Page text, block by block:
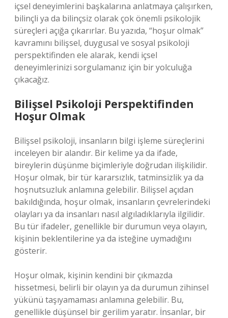
içsel deneyimlerini başkalarına anlatmaya çalışırken,
bilinçli ya da bilinçsiz olarak çok önemli psikolojik
süreçleri açığa çıkarırlar. Bu yazıda, “hoşur olmak”
kavramını bilişsel, duygusal ve sosyal psikoloji
perspektifinden ele alarak, kendi içsel
deneyimlerinizi sorgulamanız için bir yolculuğa
çıkacağız.
Bilişsel Psikoloji Perspektifinden
Hoşur Olmak
Bilişsel psikoloji, insanların bilgi işleme süreçlerini
inceleyen bir alandır. Bir kelime ya da ifade,
bireylerin düşünme biçimleriyle doğrudan ilişkilidir.
Hoşur olmak, bir tür kararsızlık, tatminsizlik ya da
hoşnutsuzluk anlamına gelebilir. Bilişsel açıdan
bakıldığında, hoşur olmak, insanların çevrelerindeki
olayları ya da insanları nasıl algıladıklarıyla ilgilidir.
Bu tür ifadeler, genellikle bir durumun veya olayın,
kişinin beklentilerine ya da isteğine uymadığını
gösterir.
Hoşur olmak, kişinin kendini bir çıkmazda
hissetmesi, belirli bir olayın ya da durumun zihinsel
yükünü taşıyamaması anlamına gelebilir. Bu,
genellikle düşünsel bir gerilim yaratır. İnsanlar, bir